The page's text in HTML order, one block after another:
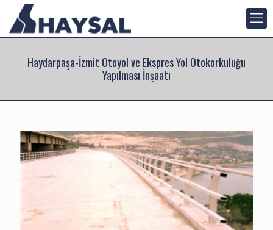
Haydarpaşa-İzmit Otoyol ve Ekspres Yol Otokorkuluğu
Yapılması İnşaatı